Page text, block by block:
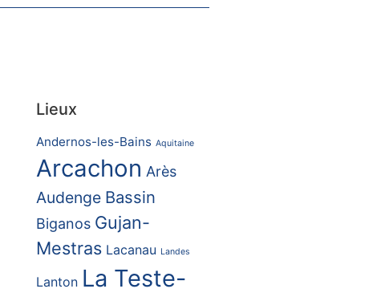
Lieux
Andernos-les-Bains Aquitaine
Arcachon Arès
Audenge Bassin
Biganos Gujan-
Mestras Lacanau Landes
Lanton La Teste-